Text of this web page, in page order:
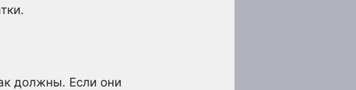
должны. Если они